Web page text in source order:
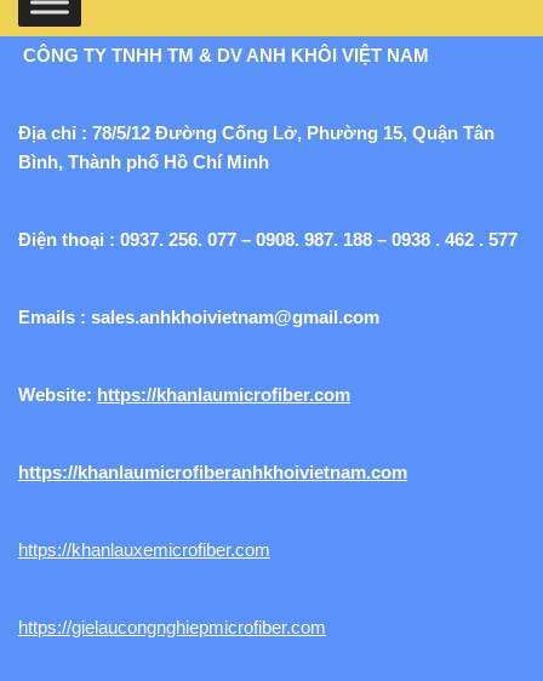
CÔNG TY TNHH TM & DV ANH KHÔI VIỆT NAM
Địa chỉ : 78/5/12 Đường Cống Lở, Phường 15, Quận Tân
Bình, Thành phố Hồ Chí Minh
Điện thoại : 0937. 256. 077 – 0908. 987. 188 – 0938 . 462 . 577
Emails : sales.anhkhoivietnam@gmail.com
Website: https://khanlaumicrofiber.com
https://khanlaumicrofiberanhkhoivietnam.com
https://khanlauxemicrofiber.com
https://gielaucongnghiepmicrofiber.com